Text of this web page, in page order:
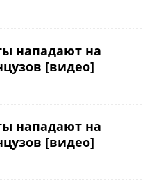
нападают на
[видео]
нападают на
[видео]